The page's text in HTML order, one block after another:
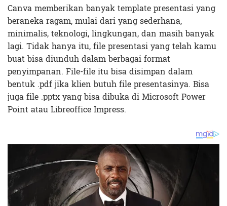
Canva memberikan banyak template presentasi yang
beraneka ragam, mulai dari yang sederhana,
minimalis, teknologi, lingkungan, dan masih banyak
lagi. Tidak hanya itu, file presentasi yang telah kamu
buat bisa diunduh dalam berbagai format
penyimpanan. File-file itu bisa disimpan dalam
bentuk .pdf jika klien butuh file presentasinya. Bisa
juga file .pptx yang bisa dibuka di Microsoft Power
Point atau Libreoffice Impress.